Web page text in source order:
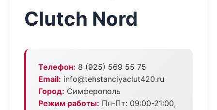
Clutch Nord
Телефон: 8 (925) 569 55 75
Email: info@tehstanciyaclut420.ru
Город: Симферополь
Режим работы: Пн-Пт: 09:00-21:00,